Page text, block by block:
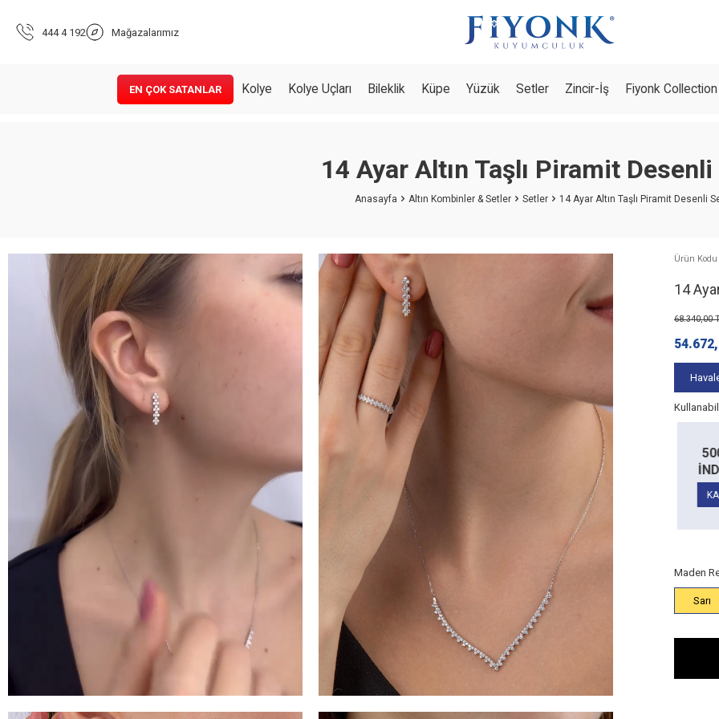
444 4 192 Mağazalarımız
EN ÇOK SATANLAR Kolye Kolye Uçları Bileklik Küpe Yüzük Setler Zincir-İş Fiyonk Collection
14 Ayar Altın Taşlı Piramit
Anasayfa Altın Kombinler & Setler Setler 14 Ayar Altın Taşlı Piramit Desenli
Ürün Kodu
14
68.340,00
100 TL
Alt Limit
TL
Alt Limit
10.000 TL
İndirim:
TL
14 Ayar
Maden
Sarı